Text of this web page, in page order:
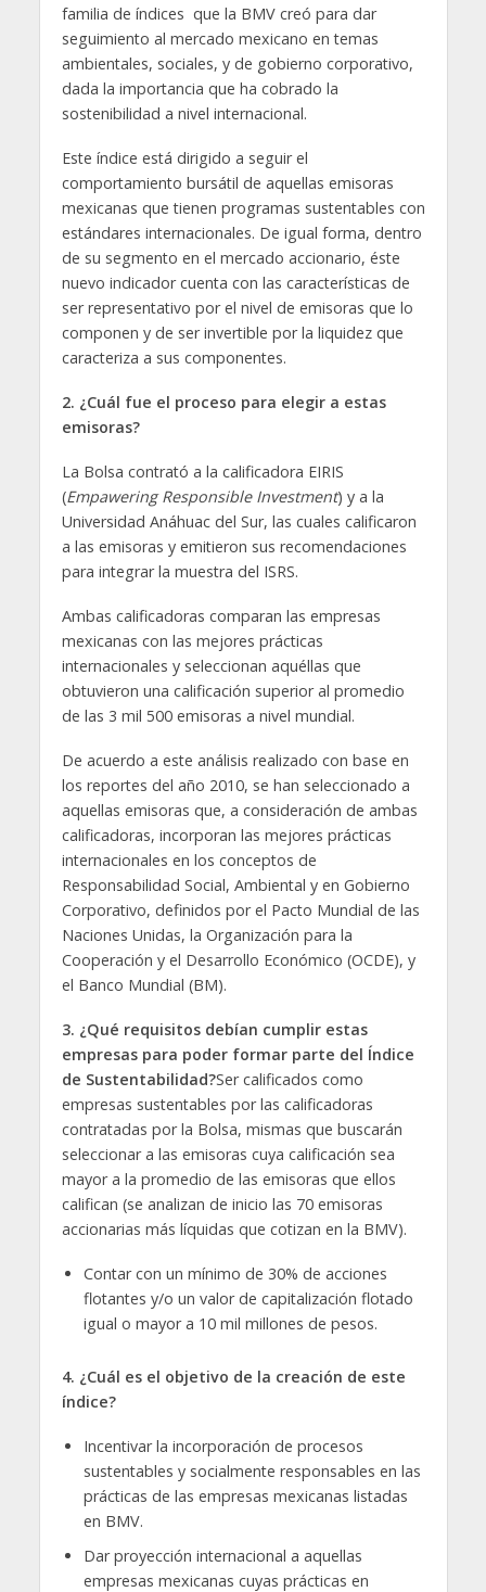
familia de índices que la BMV creó para dar
seguimiento al mercado mexicano en temas
ambientales, sociales, y de gobierno corporativo,
dada la importancia que ha cobrado la
sostenibilidad a nivel internacional.
Este índice está dirigido a seguir el
comportamiento bursátil de aquellas emisoras
mexicanas que tienen programas sustentables con
estándares internacionales. De igual forma, dentro
de su segmento en el mercado accionario, éste
nuevo indicador cuenta con las características de
ser representativo por el nivel de emisoras que lo
componen y de ser invertible por la liquidez que
caracteriza a sus componentes.
2. ¿Cuál fue el proceso para elegir a estas
emisoras?
La Bolsa contrató a la calificadora EIRIS
(Empawering Responsible Investment) y a la
Universidad Anáhuac del Sur, las cuales calificaron
a las emisoras y emitieron sus recomendaciones
para integrar la muestra del ISRS.
Ambas calificadoras comparan las empresas
mexicanas con las mejores prácticas
internacionales y seleccionan aquéllas que
obtuvieron una calificación superior al promedio
de las 3 mil 500 emisoras a nivel mundial.
De acuerdo a este análisis realizado con base en
los reportes del año 2010, se han seleccionado a
aquellas emisoras que, a consideración de ambas
calificadoras, incorporan las mejores prácticas
internacionales en los conceptos de
Responsabilidad Social, Ambiental y en Gobierno
Corporativo, definidos por el Pacto Mundial de las
Naciones Unidas, la Organización para la
Cooperación y el Desarrollo Económico (OCDE), y
el Banco Mundial (BM).
3. ¿Qué requisitos debían cumplir estas
empresas para poder formar parte del Índice
de Sustentabilidad?Ser calificados como
empresas sustentables por las calificadoras
contratadas por la Bolsa, mismas que buscarán
seleccionar a las emisoras cuya calificación sea
mayor a la promedio de las emisoras que ellos
califican (se analizan de inicio las 70 emisoras
accionarias más líquidas que cotizan en la BMV).
Contar con un mínimo de 30% de acciones
flotantes y/o un valor de capitalización flotado
igual o mayor a 10 mil millones de pesos.
4. ¿Cuál es el objetivo de la creación de este
índice?
Incentivar la incorporación de procesos
sustentables y socialmente responsables en las
prácticas de las empresas mexicanas listadas
en BMV.
Dar proyección internacional a aquellas
empresas mexicanas cuyas prácticas en